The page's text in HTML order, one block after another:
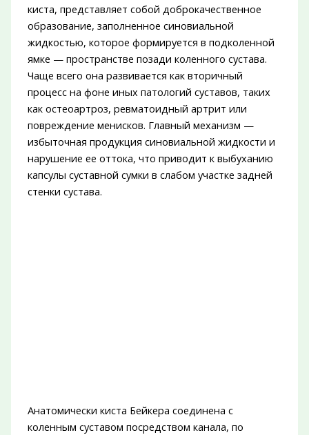
киста, представляет собой доброкачественное
образование, заполненное синовиальной
жидкостью, которое формируется в подколенной
ямке — пространстве позади коленного сустава.
Чаще всего она развивается как вторичный
процесс на фоне иных патологий суставов, таких
как остеоартроз, ревматоидный артрит или
повреждение менисков. Главный механизм —
избыточная продукция синовиальной жидкости и
нарушение ее оттока, что приводит к выбуханию
капсулы суставной сумки в слабом участке задней
стенки сустава.
Анатомически киста Бейкера соединена с
коленным суставом посредством канала, по